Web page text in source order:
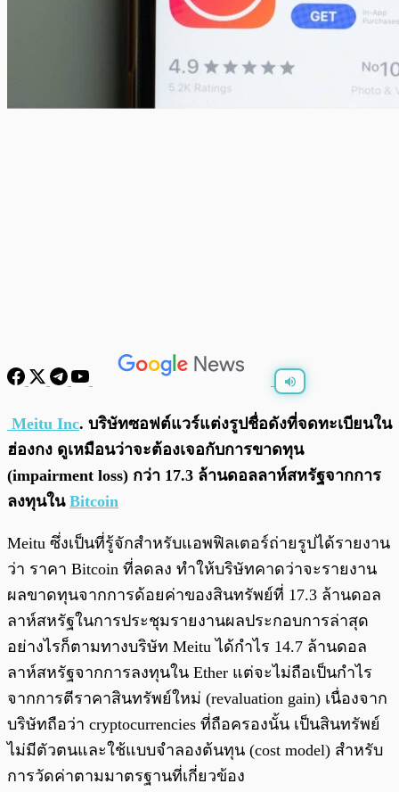
0:00
Meitu Inc. บริษัทซอฟต์แวร์แต่งรูปชื่อดังที่จดทะเบียนใน
ฮ่องกง ดูเหมือนว่าจะต้องเจอกับการขาดทุน
(impairment loss) กว่า 17.3 ล้านดอลลาห์สหรัฐจากการ
ลงทุนใน Bitcoin
Meitu ซึ่งเป็นที่รู้จักสำหรับแอพฟิลเตอร์ถ่ายรูปได้รายงาน
ว่า ราคา Bitcoin ที่ลดลง ทำให้บริษัทคาดว่าจะรายงาน
ผลขาดทุนจากการด้อยค่าของสินทรัพย์ที่ 17.3 ล้านดอล
ลาห์สหรัฐในการประชุมรายงานผลประกอบการล่าสุด
อย่างไรก็ตามทางบริษัท Meitu ได้กำไร 14.7 ล้านดอล
ลาห์สหรัฐจากการลงทุนใน Ether แต่จะไม่ถือเป็นกำไร
จากการตีราคาสินทรัพย์ใหม่ (revaluation gain) เนื่องจาก
บริษัทถือว่า cryptocurrencies ที่ถือครองนั้น เป็นสินทรัพย์
ไม่มีตัวตนและใช้แบบจำลองต้นทุน (cost model) สำหรับ
การวัดค่าตามมาตรฐานที่เกี่ยวข้อง